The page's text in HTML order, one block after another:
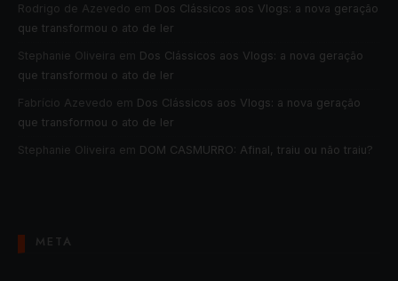
Rodrigo de Azevedo em Dos Clássicos aos Vlogs: a nova geração
que transformou o ato de ler
Stephanie Oliveira em Dos Clássicos aos Vlogs: a nova geração
que transformou o ato de ler
Fabrício Azevedo em Dos Clássicos aos Vlogs: a nova geração
que transformou o ato de ler
Stephanie Oliveira em DOM CASMURRO: Afinal, traiu ou não traiu?
META